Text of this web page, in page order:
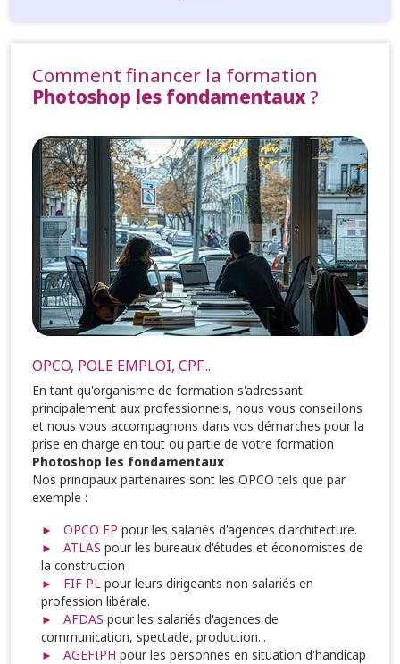
Comment financer la formation
Photoshop les fondamentaux?
OPCO, POLE EMPLOI, CPF...
En tant qu'organisme de formation s'adressant
principalement aux professionnels, nous vous conseillons
et nous vous accompagnons dans vos démarches pour la
prise en charge en tout ou partie de votre formation
Photoshop les fondamentaux
Nos principaux partenaires sont les OPCO tels que par
exemple :
OPCO EP pour les salariés d'agences d'architecture.
ATLAS pour les bureaux d'études et économistes de
la construction
FIF PL pour leurs dirigeants non salariés en
profession libérale.
AFDAS pour les salariés d'agences de
communication, spectacle, production...
AGEFIPH pour les personnes en situation d'handicap